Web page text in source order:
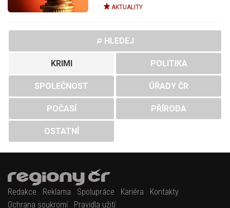
AKTUALITY
HLEDEJ
KRIMI POLITIKA
SPOLEČNOST ÚŘADY ČR
POČASÍ PŘÍRODA
OSTATNÍ
Redakce Reklama Spolupráce Kariéra
Kontakty
Ochrana soukromí
Pravidla užití